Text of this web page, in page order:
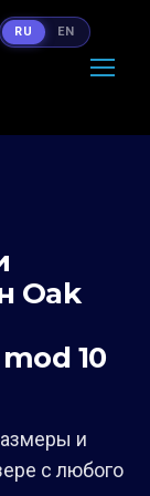
Oak
10
и
с любого
RU EN